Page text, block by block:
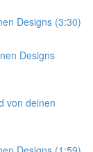
Designs (3:30)
Designs
von deinen